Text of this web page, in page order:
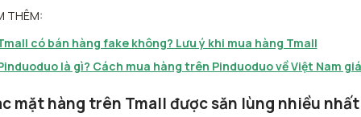
THÊM:
có bán hàng fake không? Lưu ý khi mua hàng Tmall
là gì? Cách mua hàng trên Pinduoduo về Việt Nam
mặt hàng trên Tmall được săn lùng nhiều nhất